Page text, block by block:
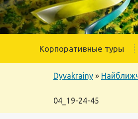
Корпоративные туры
Dyvakrainy »
04_19-24-45